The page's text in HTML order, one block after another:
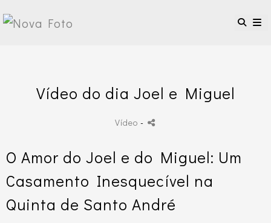
Vídeo do dia Joel e Miguel
Vídeo -
O Amor do Joel e do Miguel: Um
Casamento Inesquecível na
Quinta de Santo André